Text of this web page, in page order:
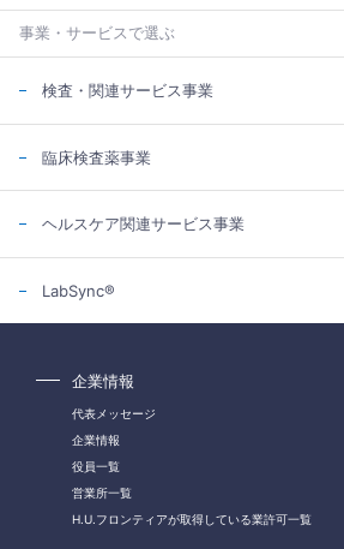
事業・サービスで選ぶ
検査・関連サービス事業
臨床検査薬事業
ヘルスケア関連サービス事業
LabSync®
企業情報
代表メッセージ
企業情報
役員一覧
営業所一覧
H.U.フロンティアが取得している業許可一覧